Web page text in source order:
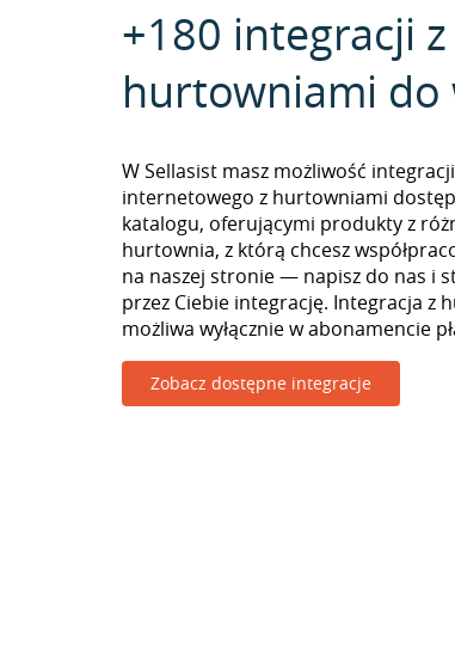
+180 integracji z
hurtowniami do
W Sellasist masz możliwość
internetowego z hurtowniami
katalogu, oferującymi produkty z
hurtownia, z którą chcesz
na naszej stronie — napisz do nas i
przez Ciebie integrację. Integracja z
możliwa wyłącznie w abonamencie
Zobacz dostępne integracje